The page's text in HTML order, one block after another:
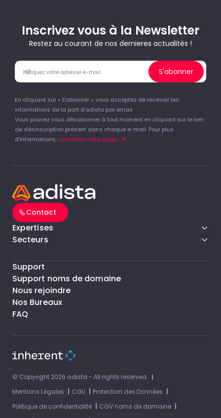
Inscrivez vous à la Newsletter
Restez au courant de nos dernieres actualités !
S'abonner
En cliquant sur « S’abonner », vous acceptez de recevoir les
informations de la part d'adista par email.
Vous pouvez vous désabonner à tout moment en cliquant sur le lien
de désinscription présent dans chaque e-mail. Pour plus
d'informations, consultez cette page.
Contact
Expertises
Secteurs
Support
Support noms de domaine
Nous rejoindre
Nos Bureaux
FAQ
© Copyright 2026 adista - All rights reserved.
Mentions Légales
CGU
Protection des Données
Politique de confidentialité
CGV noms de domaine